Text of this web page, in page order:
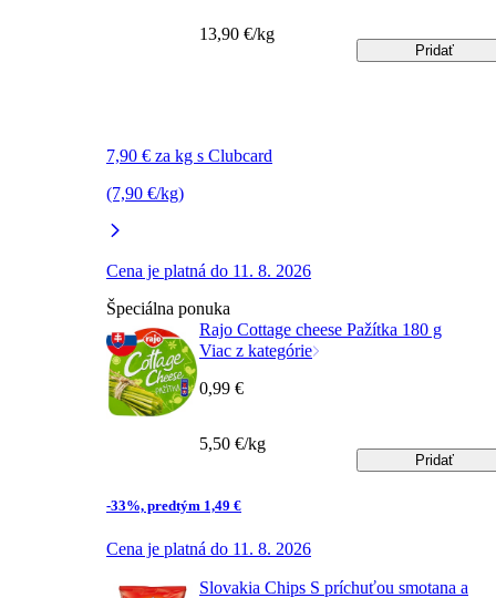
7,90 € za kg s Clubcard
(7,90 €/kg)
Cena je platná do 11. 8. 2026
13,90 €/kg
Pridať
Špeciálna ponuka
Rajo Cottage cheese Pažítka 180 g
Viac z kategórie
-33%, predtým 1,49 €
Cena je platná do 11. 8. 2026
0,99 €
5,50 €/kg
Pridať
Slovakia Chips S príchuťou smotana a